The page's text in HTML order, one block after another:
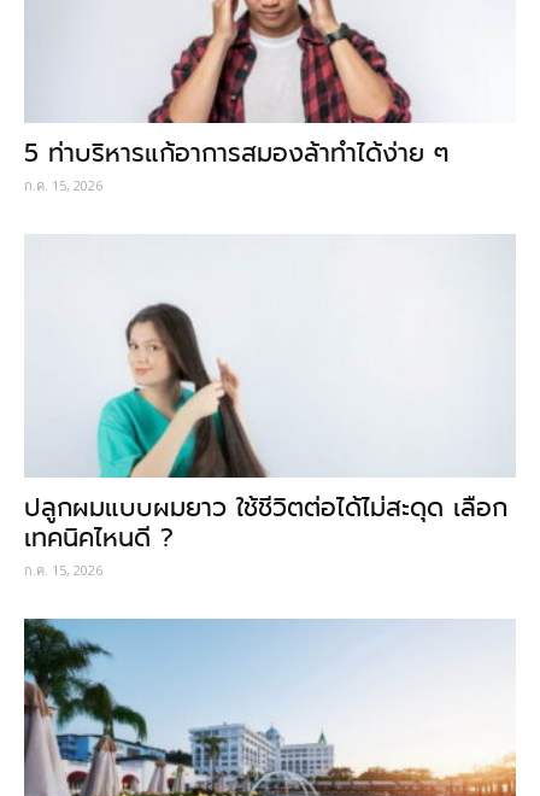
5 ท่าบริหารแก้อาการสมองล้าทำได้ง่าย ๆ
ก.ค. 15, 2026
ปลูกผมแบบผมยาว ใช้ชีวิตต่อได้ไม่สะดุด เลือก
เทคนิคไหนดี ?
ก.ค. 15, 2026